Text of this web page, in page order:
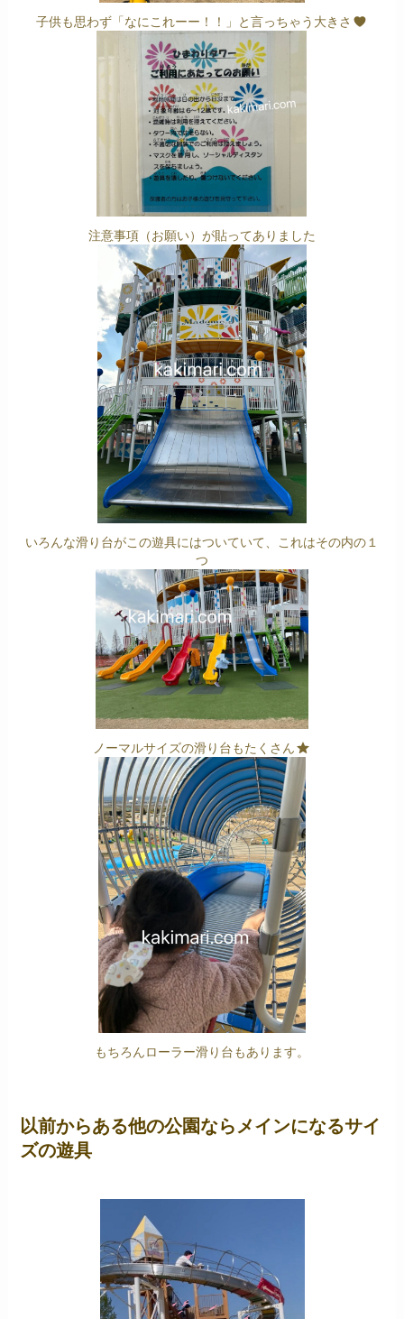
子供も思わず「なにこれーー！！」と言っちゃう大きさ
注意事項（お願い）が貼ってありました
いろんな滑り台がこの遊具にはついていて、これはその内の１
つ
ノーマルサイズの滑り台もたくさん
もちろんローラー滑り台もあります。
以前からある他の公園ならメインになるサイ
ズの遊具